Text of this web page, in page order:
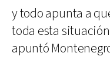
y todo apunta a
toda esta
apuntó